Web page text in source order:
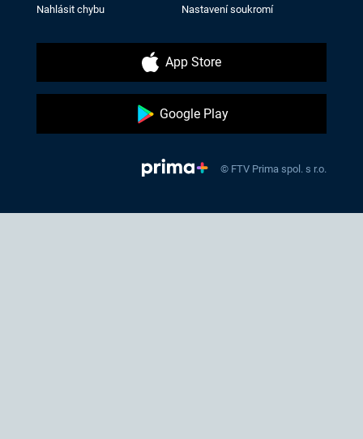
Nahlásit chybu Nastavení soukromí
App Store
Google Play
© FTV Prima spol. s r.o.